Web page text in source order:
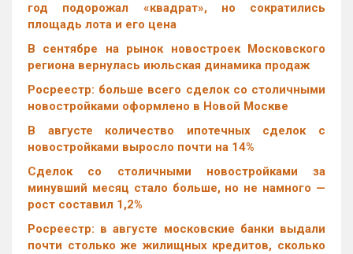
год подорожал «квадрат», но сократились
площадь лота и его цена
В сентябре на рынок новостроек Московского
региона вернулась июльская динамика продаж
Росреестр: больше всего сделок со столичными
новостройками оформлено в Новой Москве
В августе количество ипотечных сделок с
новостройками выросло почти на 14%
Cделок со столичными новостройками за
минувший месяц стало больше, но не намного —
рост составил 1,2%
Росреестр: в августе московские банки выдали
почти столько же жилищных кредитов, сколько